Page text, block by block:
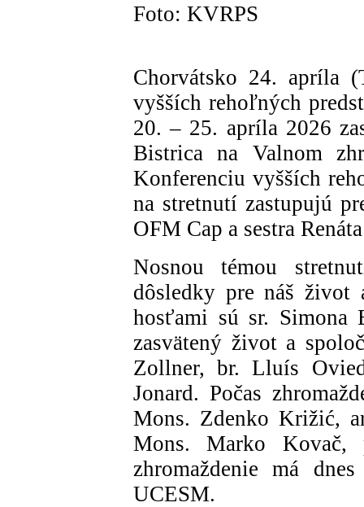
Foto: KVRPS
Chorvátsko 24. apríla
vyšších rehoľných
20. – 25. apríla 2026
Bistrica na Valnom
Konferenciu vyšších
na stretnutí zastupujú
OFM Cap a sestra
Nosnou témou
dôsledky pre náš život
hosťami sú sr. Simona
zasvätený život a
Zollner, br. Lluís
Jonard. Počas
Mons. Zdenko Križić,
Mons. Marko Kovač,
zhromaždenie má
UCESM.